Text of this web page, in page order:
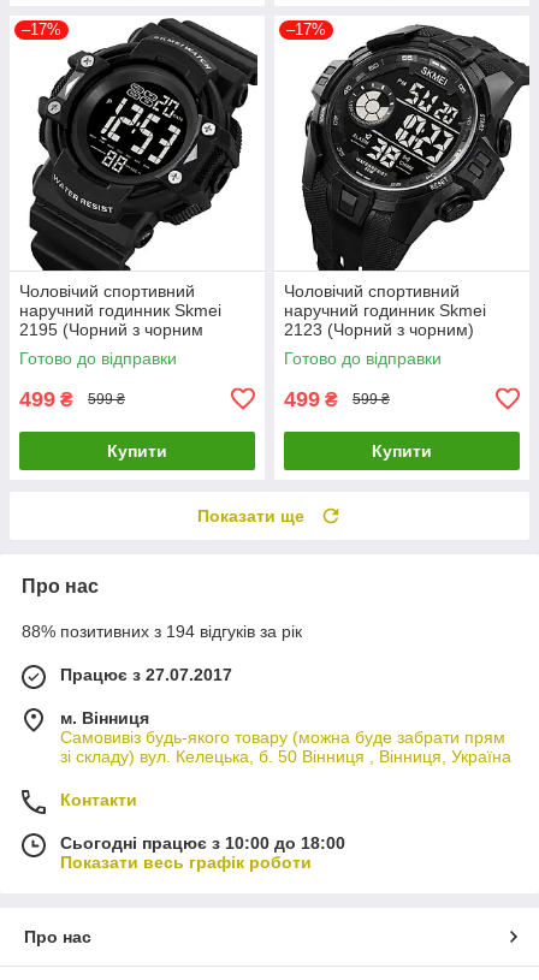
–17%
Чоловічий спортивний
наручний годинник Skmei
2195 (Чорний з чорним
циферблатом)
Готово до відправки
499 ₴ 599 ₴
Купити
–17%
Чоловічий спортивний
наручний годинник Skmei
2123 (Чорний з чорним)
Готово до відправки
499 ₴ 599 ₴
Купити
Показати ще
Про нас
88% позитивних з 194 відгуків за рік
Працює з 27.07.2017
м. Вінниця
Самовивіз будь-якого товару (можна буде забрати прям
зі складу) вул. Келецька, б. 50 Вінниця , Вінниця, Україна
Контакти
Сьогодні працює з 10:00 до 18:00
Показати весь графік роботи
Про нас